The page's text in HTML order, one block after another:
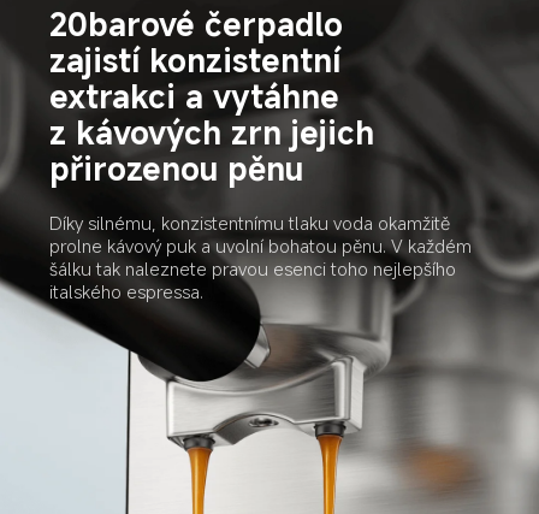
20barové čerpadlo
zajistí konzistentní
extrakci a vytáhne
z kávových zrn jejich
přirozenou pěnu
Díky silnému, konzistentnímu tlaku voda okamžitě
prolne kávový puk a uvolní bohatou pěnu. V každém
šálku tak naleznete pravou esenci toho nejlepšího
italského espressa.